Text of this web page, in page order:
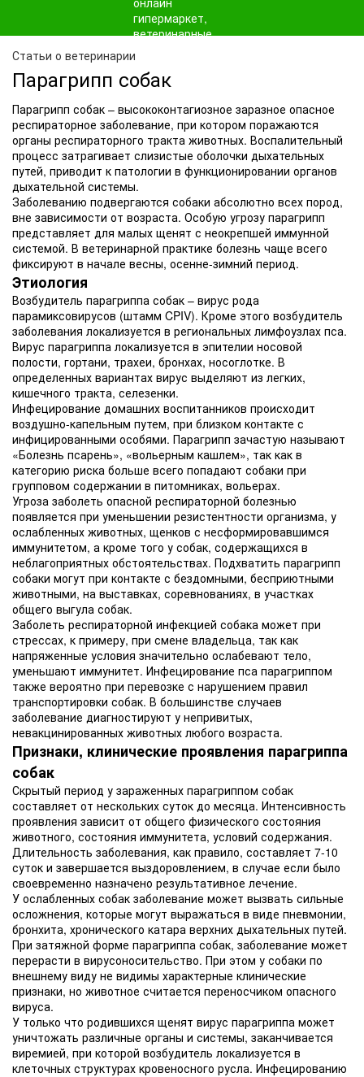
Статьи о ветеринарии
Парагрипп собак
Парагрипп собак – высококонтагиозное заразное опасное
респираторное заболевание, при котором поражаются
органы респираторного тракта животных. Воспалительный
процесс затрагивает слизистые оболочки дыхательных
путей, приводит к патологии в функционировании органов
дыхательной системы.
Заболеванию подвергаются собаки абсолютно всех пород,
вне зависимости от возраста. Особую угрозу парагрипп
представляет для малых щенят с неокрепшей иммунной
системой. В ветеринарной практике болезнь чаще всего
фиксируют в начале весны, осенне-зимний период.
Этиология
Возбудитель парагриппа собак – вирус рода
парамиксовирусов (штамм CPIV). Кроме этого возбудитель
заболевания локализуется в региональных лимфоузлах пса.
Вирус парагриппа локализуется в эпителии носовой
полости, гортани, трахеи, бронхах, носоглотке. В
определенных вариантах вирус выделяют из легких,
кишечного тракта, селезенки.
Инфецирование домашних воспитанников происходит
воздушно-капельным путем, при близком контакте с
инфицированными особями. Парагрипп зачастую называют
«Болезнь псарень», «вольерным кашлем», так как в
категорию риска больше всего попадают собаки при
групповом содержании в питомниках, вольерах.
Угроза заболеть опасной респираторной болезнью
появляется при уменьшении резистентности организма, у
ослабленных животных, щенков с несформировавшимся
иммунитетом, а кроме того у собак, содержащихся в
неблагоприятных обстоятельствах. Подхватить парагрипп
собаки могут при контакте с бездомными, бесприютными
животными, на выставках, соревнованиях, в участках
общего выгула собак.
Заболеть респираторной инфекцией собака может при
стрессах, к примеру, при смене владельца, так как
напряженные условия значительно ослабевают тело,
уменьшают иммунитет. Инфецирование пса парагриппом
также вероятно при перевозке с нарушением правил
транспортировки собак. В большинстве случаев
заболевание диагностируют у непривитых,
невакцинированных животных любого возраста.
Признаки, клинические проявления парагриппа
собак
Скрытый период у зараженных парагриппом собак
составляет от нескольких суток до месяца. Интенсивность
проявления зависит от общего физического состояния
животного, состояния иммунитета, условий содержания.
Длительность заболевания, как правило, составляет 7-10
суток и завершается выздоровлением, в случае если было
своевременно назначено результативное лечение.
У ослабленных собак заболевание может вызвать сильные
осложнения, которые могут выражаться в виде пневмонии,
бронхита, хронического катара верхних дыхательных путей.
При затяжной форме парагриппа собак, заболевание может
перерасти в вирусоносительство. При этом у собаки по
внешнему виду не видимы характерные клинические
признаки, но животное считается переносчиком опасного
вируса.
У только что родившихся щенят вирус парагриппа может
уничтожать различные органы и системы, заканчивается
виремией, при которой возбудитель локализуется в
клеточных структурах кровеносного русла. Инфецированию